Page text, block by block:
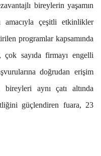
bireylerin yaşamın
amacıyla çeşitli etkinlikler
programlar kapsamında
çok sayıda firmayı engelli
doğrudan erişim
aynı çatı altında
güçlendiren fuara, 23